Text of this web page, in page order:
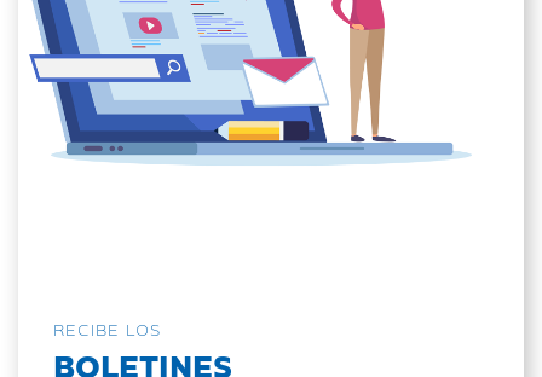
RECIBE LOS
BOLETINES